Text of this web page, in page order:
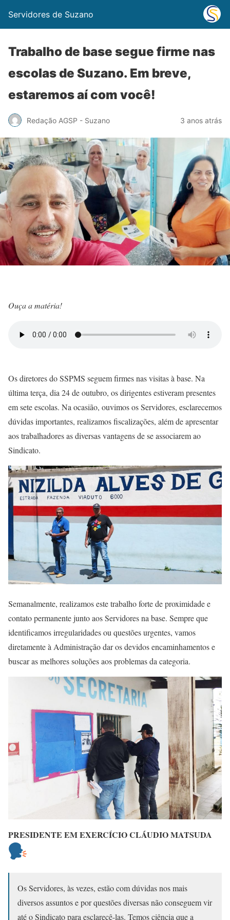
Servidores de Suzano
Trabalho de base segue firme nas
escolas de Suzano. Em breve,
estaremos aí com você!
Redação AGSP - Suzano 3 anos atrás
Ouça a matéria!
Os diretores do SSPMS seguem firmes nas visitas à base. Na
última terça, dia 24 de outubro, os dirigentes estiveram presentes
em sete escolas. Na ocasião, ouvimos os Servidores, esclarecemos
dúvidas importantes, realizamos fiscalizações, além de apresentar
aos trabalhadores as diversas vantagens de se associarem ao
Sindicato.
Semanalmente, realizamos este trabalho forte de proximidade e
contato permanente junto aos Servidores na base. Sempre que
identificamos irregularidades ou questões urgentes, vamos
diretamente à Administração dar os devidos encaminhamentos e
buscar as melhores soluções aos problemas da categoria.
PRESIDENTE EM EXERCÍCIO CLÁUDIO MATSUDA
Os Servidores, às vezes, estão com dúvidas nos mais
diversos assuntos e por questões diversas não conseguem vir
até o Sindicato para esclarecê-las. Temos ciência que a